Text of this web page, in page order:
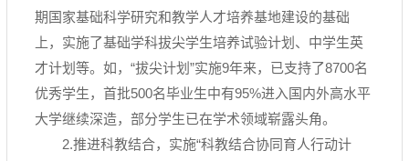
期国家基础科学研究和教学人才培养基地建设的基础
上，实施了基础学科拔尖学生培养试验计划、中学生英
才计划等。如，“拔尖计划”实施9年来，已支持了8700名
优秀学生，首批500名毕业生中有95%进入国内外高水平
大学继续深造，部分学生已在学术领域崭露头角。
2.推进科教结合，实施“科教结合协同育人行动计